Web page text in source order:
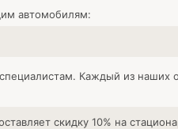
автомобилям:
Каждый из наших
скидку 10% на